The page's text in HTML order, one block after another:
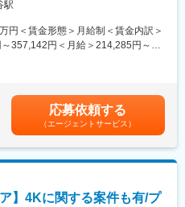
選択できます。技術を極める「エキ
成にも関わっていく「マネジメン
ツール、基幹システムのアプリ保
クトのシステムの設計・開発
駅
円＜賃金形態＞月給制＜賃金内訳＞
357,142円＜月給＞214,285円～
までも目安の金額であり、選考を通
す。月給(月額)は固定手当を含めた表
応募依頼する
（エージェントサービス）
】4Kに関する案件も有/プ